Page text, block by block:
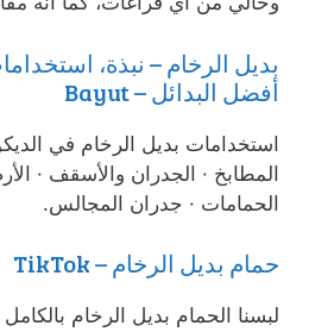
بديل الرخام – نبذة،
أفضل البدائل – Bayut
استخدامات بديل الرخام في
المطابخ · الجدران والأسقف ·
الحمامات · جدران المجالس.
حمام بديل الرخام – TikTok
لبسنا الحمام بديل الرخام